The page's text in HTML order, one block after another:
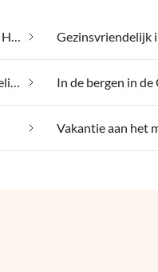
Afgelegen locatie in de Oostelijke Harz
Groepsaccommodatie in de Oostelijke Harz In de bergen in